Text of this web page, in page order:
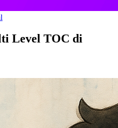
Level TOC di